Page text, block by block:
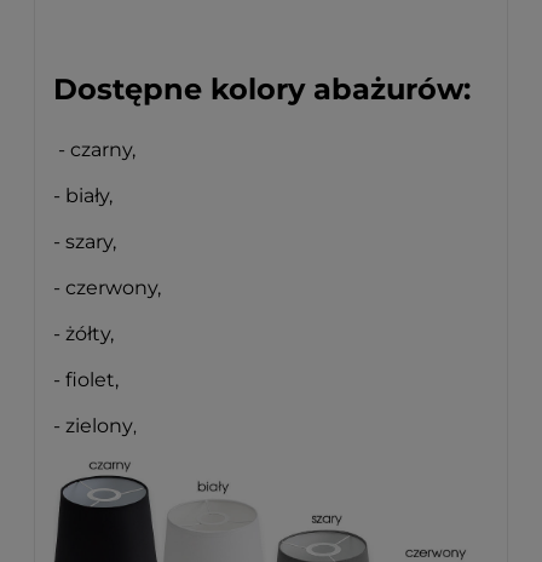
Dostępne kolory abażurów:
- czarny,
- biały,
- szary,
- czerwony,
- żółty,
- fiolet,
- zielony,